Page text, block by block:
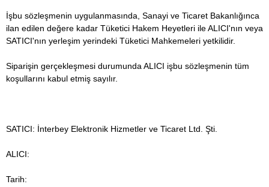
İşbu sözleşmenin uygulanmasında, Sanayi ve Ticaret Bakanlığınca
ilan edilen değere kadar Tüketici Hakem Heyetleri ile ALICI'nın veya
SATICI'nın yerleşim yerindeki Tüketici Mahkemeleri yetkilidir.
Siparişin gerçekleşmesi durumunda ALICI işbu sözleşmenin tüm
koşullarını kabul etmiş sayılır.
SATICI: İnterbey Elektronik Hizmetler ve Ticaret Ltd. Şti.
ALICI:
Tarih: